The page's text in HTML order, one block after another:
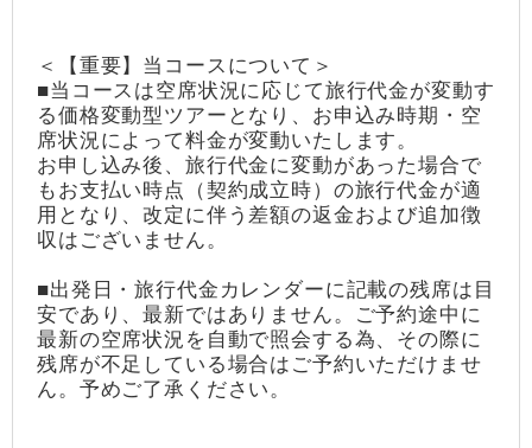
＜【重要】当コースについて＞
■当コースは空席状況に応じて旅行代金が変動す
る価格変動型ツアーとなり、お申込み時期・空
席状況によって料金が変動いたします。
お申し込み後、旅行代金に変動があった場合で
もお支払い時点（契約成立時）の旅行代金が適
用となり、改定に伴う差額の返金および追加徴
収はございません。
■出発日・旅行代金カレンダーに記載の残席は目
安であり、最新ではありません。ご予約途中に
最新の空席状況を自動で照会する為、その際に
残席が不足している場合はご予約いただけませ
ん。予めご了承ください。